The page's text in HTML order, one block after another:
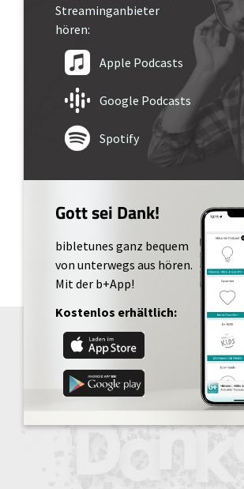
Streaminganbieter
hören:
Apple Podcasts
Google Podcasts
Spotify
Gott sei Dank!
bibletunes ganz bequem
von unterwegs aus hören.
Mit der b+App!
Kostenlos erhältlich: